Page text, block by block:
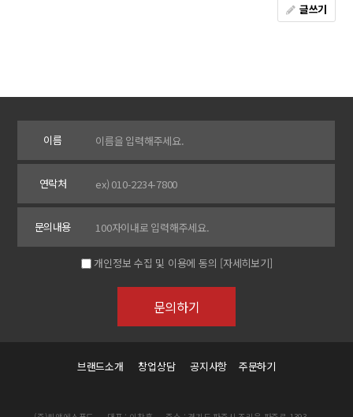
글쓰기
이름
연락처
문의내용
개인정보 수집 및 이용에 동의 [자세히보기]
브랜드소개 창업상담 공지사항 주문하기